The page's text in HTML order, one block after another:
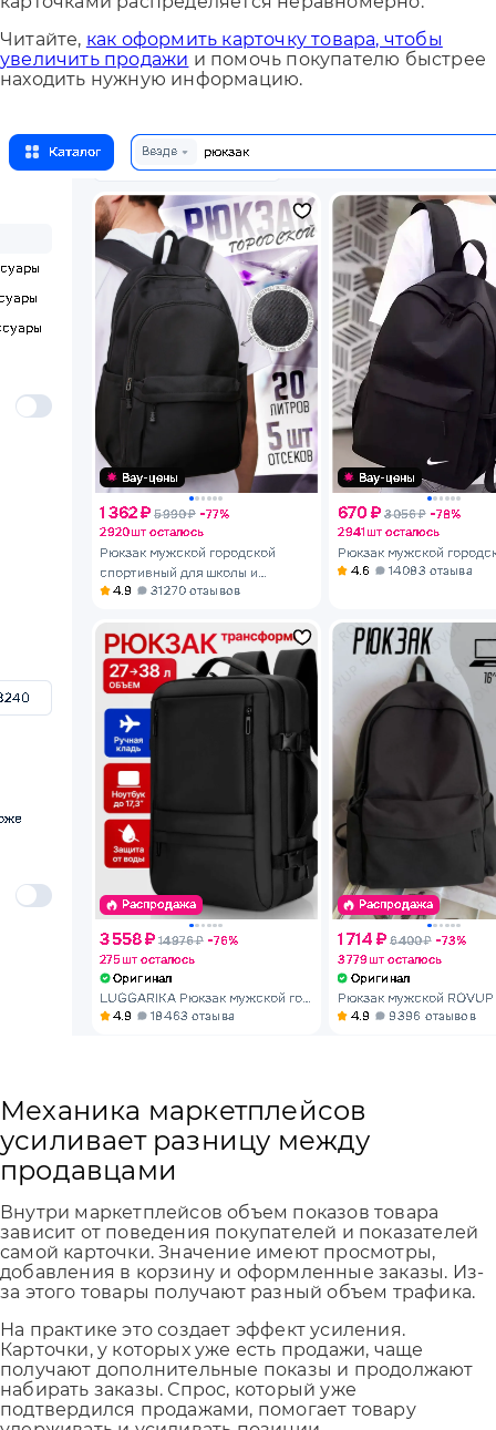
Читайте, как оформить карточку товара, чтобы
увеличить продажи и помочь покупателю быстрее
находить нужную информацию.
Механика маркетплейсов
усиливает разницу между
продавцами
Внутри маркетплейсов объем показов товара
зависит от поведения покупателей и показателей
самой карточки. Значение имеют просмотры,
добавления в корзину и оформленные заказы. Из-
за этого товары получают разный объем трафика.
На практике это создает эффект усиления.
Карточки, у которых уже есть продажи, чаще
получают дополнительные показы и продолжают
набирать заказы. Спрос, который уже
подтвердился продажами, помогает товару